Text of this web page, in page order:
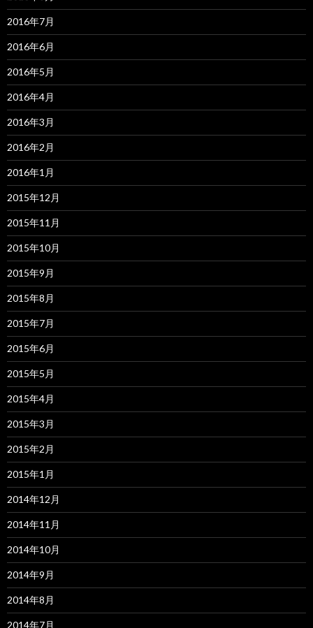
2016年7月
2016年6月
2016年5月
2016年4月
2016年3月
2016年2月
2016年1月
2015年12月
2015年11月
2015年10月
2015年9月
2015年8月
2015年7月
2015年6月
2015年5月
2015年4月
2015年3月
2015年2月
2015年1月
2014年12月
2014年11月
2014年10月
2014年9月
2014年8月
2014年7月